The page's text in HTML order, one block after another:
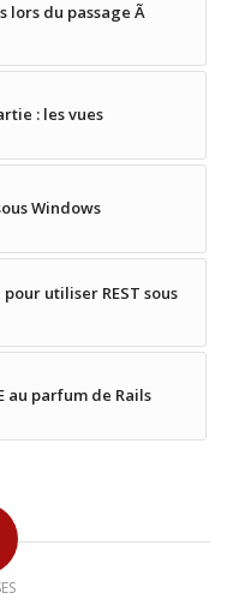
lors du passage Ã
: les vues
Windows
utiliser REST sous
au parfum de Rails